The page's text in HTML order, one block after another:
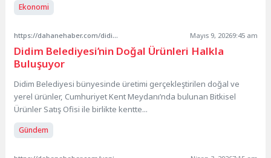
Ekonomi
https://dahanehaber.com/didim-belediyesinin-dogal-urunleri-halkla-bulusuyor/ Mayıs 9, 20269:45 am
Didim Belediyesi’nin Doğal Ürünleri Halkla
Buluşuyor
Didim Belediyesi bünyesinde üretimi gerçekleştirilen doğal ve
yerel ürünler, Cumhuriyet Kent Meydanı’nda bulunan Bitkisel
Ürünler Satış Ofisi ile birlikte kentte...
Gündem